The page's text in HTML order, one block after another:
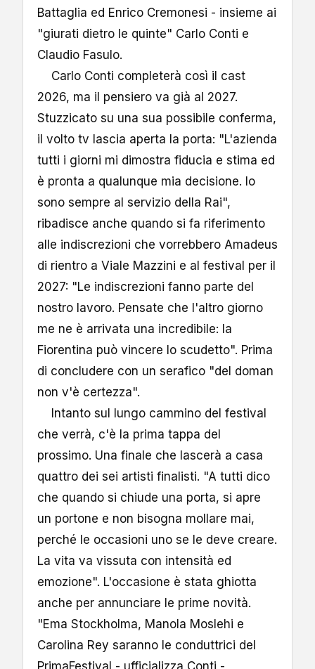
Battaglia ed Enrico Cremonesi - insieme ai
"giurati dietro le quinte" Carlo Conti e
Claudio Fasulo.
Carlo Conti completerà così il cast
2026, ma il pensiero va già al 2027.
Stuzzicato su una sua possibile conferma,
il volto tv lascia aperta la porta: "L'azienda
tutti i giorni mi dimostra fiducia e stima ed
è pronta a qualunque mia decisione. Io
sono sempre al servizio della Rai",
ribadisce anche quando si fa riferimento
alle indiscrezioni che vorrebbero Amadeus
di rientro a Viale Mazzini e al festival per il
2027: "Le indiscrezioni fanno parte del
nostro lavoro. Pensate che l'altro giorno
me ne è arrivata una incredibile: la
Fiorentina può vincere lo scudetto". Prima
di concludere con un serafico "del doman
non v'è certezza".
Intanto sul lungo cammino del festival
che verrà, c'è la prima tappa del
prossimo. Una finale che lascerà a casa
quattro dei sei artisti finalisti. "A tutti dico
che quando si chiude una porta, si apre
un portone e non bisogna mollare mai,
perché le occasioni uno se le deve creare.
La vita va vissuta con intensità ed
emozione". L'occasione è stata ghiotta
anche per annunciare le prime novità.
"Ema Stockholma, Manola Moslehi e
Carolina Rey saranno le conduttrici del
PrimaFestival - ufficializza Conti -.